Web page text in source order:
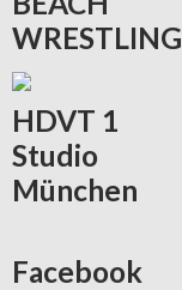
WRESTLING
HDVT 1
Studio
München
Facebook